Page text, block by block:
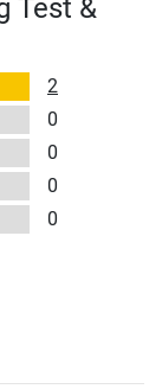
Test &
2
0
0
0
0